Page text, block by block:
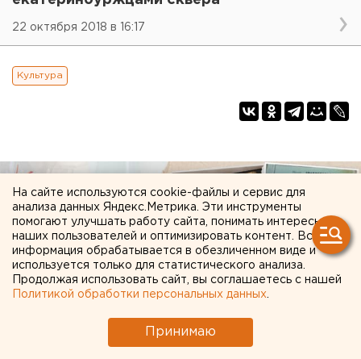
22 октября 2018 в 16:17
Культура
На сайте используются cookie-файлы и сервис для
анализа данных Яндекс.Метрика. Эти инструменты
помогают улучшать работу сайта, понимать интересы
наших пользователей и оптимизировать контент. Вся
информация обрабатывается в обезличенном виде и
используется только для статистического анализа.
Продолжая использовать сайт, вы соглашаетесь с нашей
Политикой обработки персональных данных
Принимаю